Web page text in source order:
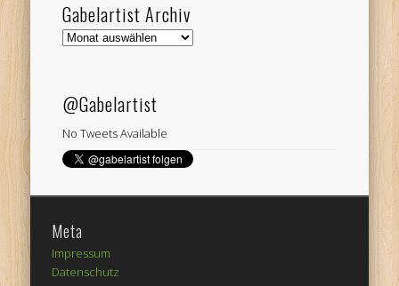
Gabelartist Archiv
Gabelartist
@Gabelartist
No Tweets Available
Meta
Impressum
Datenschutz